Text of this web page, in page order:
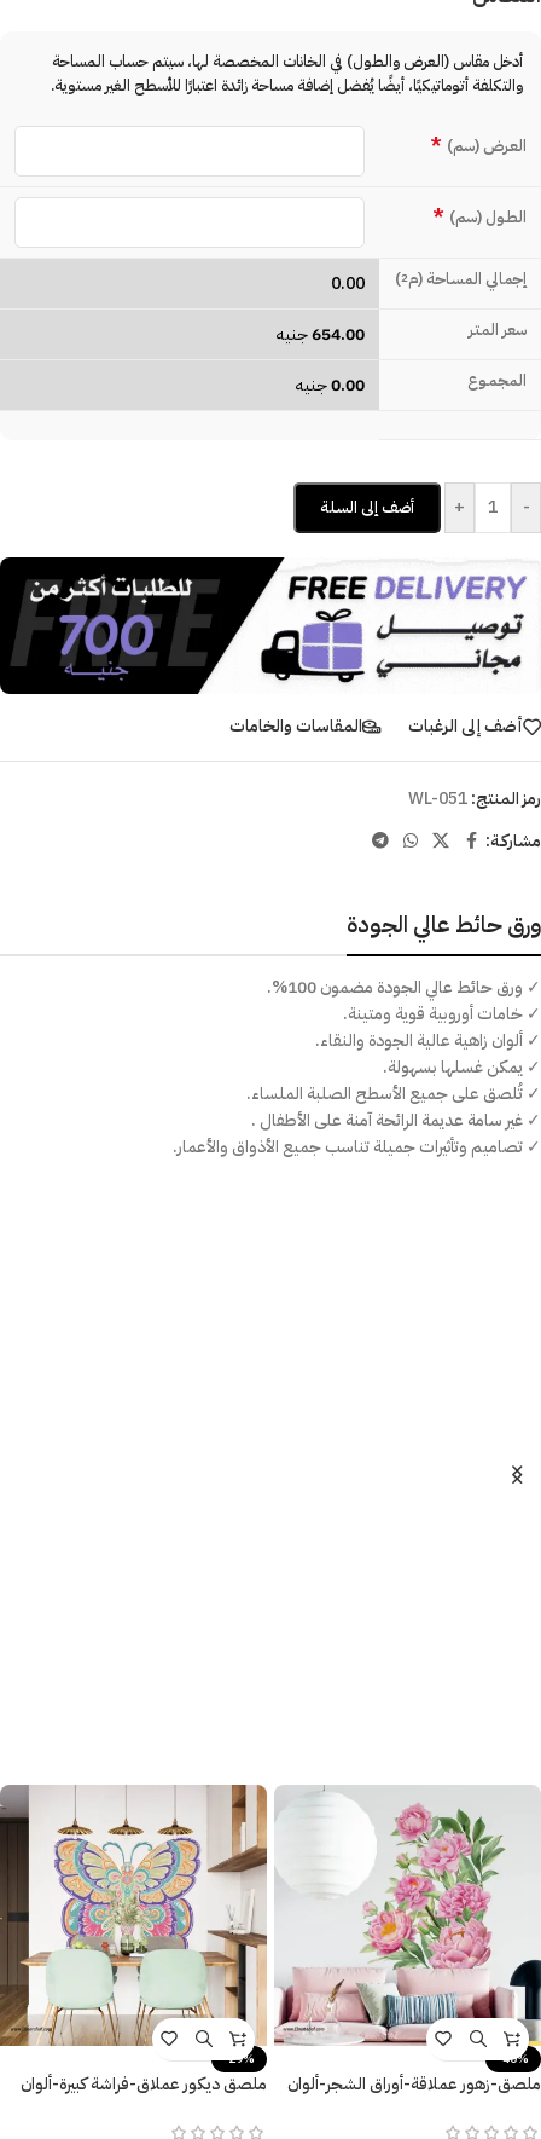
أدخل مقاس (العرض والطول) في الخانات المخصصة لها، سيتم حساب المساحة
والتكلفة أتوماتيكيًا، أيضًا يُفضل إضافة مساحة زائدة اعتبارًا للأسطح الغير مستوية.
العـرض (سم) *
الطـول (سم) *
إجمالي المساحة (م2
)
0.00
سعر المتـر 654.00جنيه
المجمـوع 0.00جنيه
-
+ أضف إلى السلة
أضف إلى الرغبات المقاسات والخامات
رمز المنتج:WL-051
مشاركـة:
ورق حائط عالي الجودة
✓ ورق حائط عالي الجودة مضمون 100%.
✓ خامات أوروبية قوية ومتينة.
✓ ألوان زاهية عالية الجودة والنقاء.
✓ يمكن غسلها بسهولة.
✓ تُلصق على جميع الأسطح الصلبة الملساء.
✓ غير سامة عديمة الرائحة آمنة على الأطفال .
✓ تصاميم وتأثيرات جميلة تناسب جميع الأذواق والأعمار.
-40%
ملصق-زهور عملاقة-أوراق الشجر-ألوان
-29%
ملصق ديكور عملاق-فراشة كبيرة-ألوان